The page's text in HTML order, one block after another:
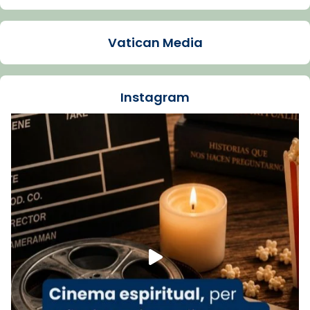
Arquebisbat de Barcelona
La Carmina va patir depressió. Fa gairebé
dos mesos, a l'Estadi Lluís Companys, la
Recupera l'entrevista comp
Vatican
tican News 👇
www.vaticannews.va/es/iglesia/news/2026-
07/carmina-historia-depresion-papa-viaje-
espana-testimoni...
Foto
View on Facebook · Share
Arquebisbat de Barcelona
1 week ago
Vatican Media
Instagram